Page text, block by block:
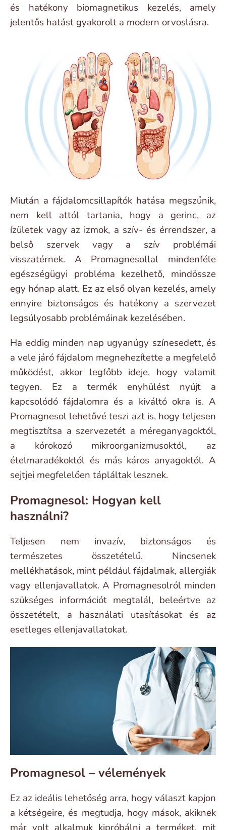
és hatékony biomagnetikus kezelés, amely
jelentős hatást gyakorolt a modern orvoslásra.
Miután a fájdalomcsillapítók hatása megszűnik,
nem kell attól tartania, hogy a gerinc, az
ízületek vagy az izmok, a szív- és érrendszer, a
belső szervek vagy a szív problémái
visszatérnek. A Promagnesollal mindenféle
egészségügyi probléma kezelhető, mindössze
egy hónap alatt. Ez az első olyan kezelés, amely
ennyire biztonságos és hatékony a szervezet
legsúlyosabb problémáinak kezelésében.
Ha eddig minden nap ugyanúgy színesedett, és
a vele járó fájdalom megnehezítette a megfelelő
működést, akkor legfőbb ideje, hogy valamit
tegyen. Ez a termék enyhülést nyújt a
kapcsolódó fájdalomra és a kiváltó okra is. A
Promagnesol lehetővé teszi azt is, hogy teljesen
megtisztítsa a szervezetét a méreganyagoktól,
a kórokozó mikroorganizmusoktól, az
ételmaradékoktól és más káros anyagoktól. A
sejtjei megfelelően tápláltak lesznek.
Promagnesol: Hogyan kell
használni?
Teljesen nem invazív, biztonságos és
természetes összetételű. Nincsenek
mellékhatások, mint például fájdalmak, allergiák
vagy ellenjavallatok. A Promagnesolról minden
szükséges információt megtalál, beleértve az
összetételt, a használati utasításokat és az
esetleges ellenjavallatokat.
Promagnesol – vélemények
Ez az ideális lehetőség arra, hogy választ kapjon
a kétségeire, és megtudja, hogy mások, akiknek
már volt alkalmuk kipróbálni a terméket, mit